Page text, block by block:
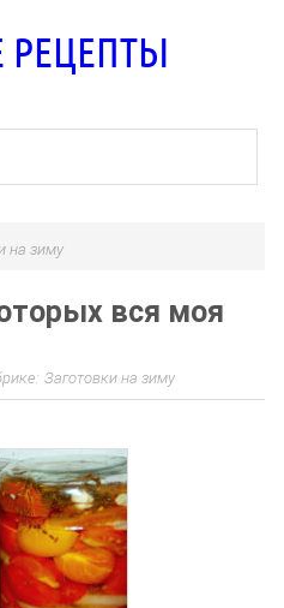
на зиму
вся моя
Заготовки на зиму